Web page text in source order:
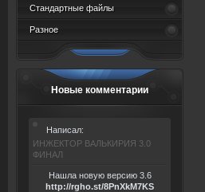
Стандартные файлы
Разное
Новые комментарии
Написал:
ИНЖЕКТОР ВАЛЬКИРИЯ 3.0
ФИНАЛ
Нашла новую версию 3.6
http://rgho.st/8PnXkM7KS